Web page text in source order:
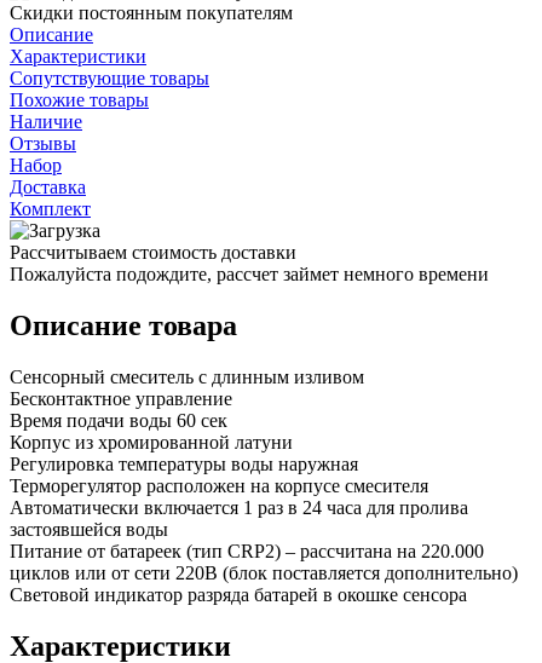
Скидки постоянным покупателям
Описание
Характеристики
Сопутствующие товары
Похожие товары
Наличие
Отзывы
Набор
Доставка
Комплект
Рассчитываем стоимость доставки
Пожалуйста подождите, рассчет займет немного времени
Описание товара
Сенсорный смеситель с длинным изливом
Бесконтактное управление
Время подачи воды 60 сек
Корпус из хромированной латуни
Регулировка температуры воды наружная
Терморегулятор расположен на корпусе смесителя
Автоматически включается 1 раз в 24 часа для пролива
застоявшейся воды
Питание от батареек (тип CRP2) – рассчитана на 220.000
циклов или от сети 220В (блок поставляется дополнительно)
Световой индикатор разряда батарей в окошке сенсора
Характеристики